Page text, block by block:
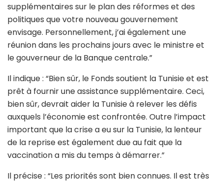
supplémentaires sur le plan des réformes et des
politiques que votre nouveau gouvernement
envisage. Personnellement, j’ai également une
réunion dans les prochains jours avec le ministre et
le gouverneur de la Banque centrale.”
Il indique : “Bien sûr, le Fonds soutient la Tunisie et est
prêt à fournir une assistance supplémentaire. Ceci,
bien sûr, devrait aider la Tunisie à relever les défis
auxquels l’économie est confrontée. Outre l’impact
important que la crise a eu sur la Tunisie, la lenteur
de la reprise est également due au fait que la
vaccination a mis du temps à démarrer.”
Il précise : “Les priorités sont bien connues. Il est très